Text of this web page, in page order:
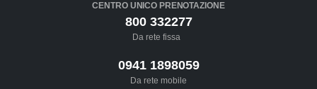
CENTRO UNICO PRENOTAZIONE
800 332277
Da rete fissa
0941 1898059
Da rete mobile